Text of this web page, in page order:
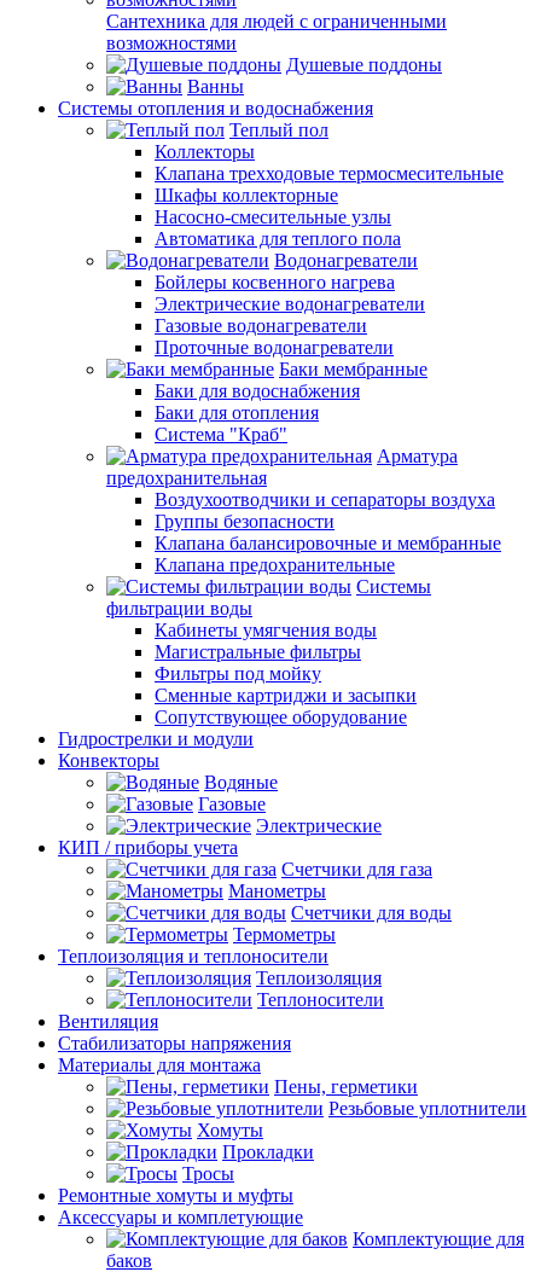
Сантехника для людей с ограниченными
возможностями
Душевые поддоны
Ванны
Системы отопления и водоснабжения
Теплый пол
Коллекторы
Клапана трехходовые термосмесительные
Шкафы коллекторные
Насосно-смесительные узлы
Автоматика для теплого пола
Водонагреватели
Бойлеры косвенного нагрева
Электрические водонагреватели
Газовые водонагреватели
Проточные водонагреватели
Баки мембранные
Баки для водоснабжения
Баки для отопления
Система "Краб"
Арматура
предохранительная
Воздухоотводчики и сепараторы воздуха
Группы безопасности
Клапана балансировочные и мембранные
Клапана предохранительные
Системы
фильтрации воды
Кабинеты умягчения воды
Магистральные фильтры
Фильтры под мойку
Сменные картриджи и засыпки
Сопутствующее оборудование
Гидрострелки и модули
Конвекторы
Водяные
Газовые
Электрические
КИП / приборы учета
Счетчики для газа
Манометры
Счетчики для воды
Термометры
Теплоизоляция и теплоносители
Теплоизоляция
Теплоносители
Вентиляция
Стабилизаторы напряжения
Материалы для монтажа
Пены, герметики
Резьбовые уплотнители
Хомуты
Прокладки
Тросы
Ремонтные хомуты и муфты
Аксессуары и комплетующие
Комплектующие для
баков